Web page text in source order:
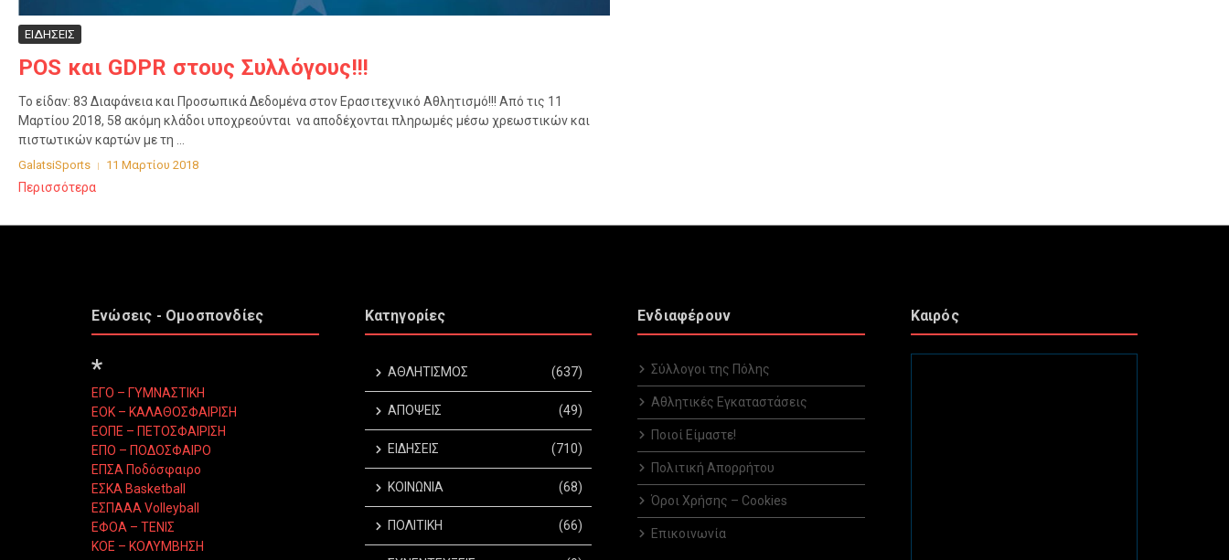
ΕΙΔΗΣΕΙΣ
POS και GDPR στους Συλλόγους!!!
Το είδαν: 83 Διαφάνεια και Προσωπικά Δεδομένα στον Ερασιτεχνικό Αθλητισμό!!! Από τις 11
Μαρτίου 2018, 58 ακόμη κλάδοι υποχρεούνται να αποδέχονται πληρωμές μέσω χρεωστικών και
πιστωτικών καρτών με τη ...
GalatsiSports 11 Μαρτίου 2018
Περισσότερα
Ενώσεις - Ομοσπονδίες
*
ΕΓΟ – ΓΥΜΝΑΣΤΙΚΗ
ΕΟΚ – ΚΑΛΑΘΟΣΦΑΙΡΙΣΗ
ΕΟΠΕ – ΠΕΤΟΣΦΑΙΡΙΣΗ
ΕΠΟ – ΠΟΔΟΣΦΑΙΡΟ
ΕΠΣΑ Ποδόσφαιρο
ΕΣΚΑ Basketball
ΕΣΠΑΑΑ Volleyball
ΕΦΟΑ – ΤΕΝΙΣ
ΚΟΕ – ΚΟΛΥΜΒΗΣΗ
Κατηγορίες
ΑΘΛΗΤΙΣΜΟΣ (637)
ΑΠΟΨΕΙΣ (49)
ΕΙΔΗΣΕΙΣ (710)
ΚΟΙΝΩΝΙΑ (68)
ΠΟΛΙΤΙΚΗ (66)
Ενδιαφέρουν
Σύλλογοι της Πόλης
Αθλητικές Εγκαταστάσεις
Ποιοί Είμαστε!
Πολιτική Απορρήτου
Όροι Χρήσης – Cookies
Επικοινωνία
Καιρός